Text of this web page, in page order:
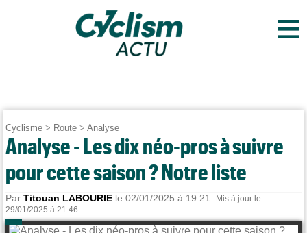
≡
Cyclisme > Route >Analyse
Analyse - Les dix néo-pros à suivre
pour cette saison ? Notre liste
ParTitouan LABOURIE le 02/01/2025 à 19:21.
Mis à jour le
29/01/2025 à 21:46.